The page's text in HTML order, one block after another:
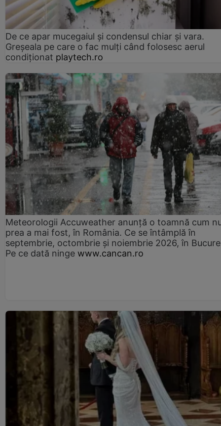
De ce apar mucegaiul și condensul chiar și vara.
Greșeala pe care o fac mulți când folosesc aerul
condiționat playtech.ro
Meteorologii Accuweather anunță o toamnă cum
prea a mai fost, în România. Ce se întâmplă în
septembrie, octombrie și noiembrie 2026, în
Pe ce dată ninge www.cancan.ro